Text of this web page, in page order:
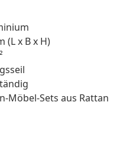
(L x B x H)
Möbel-Sets aus Rattan